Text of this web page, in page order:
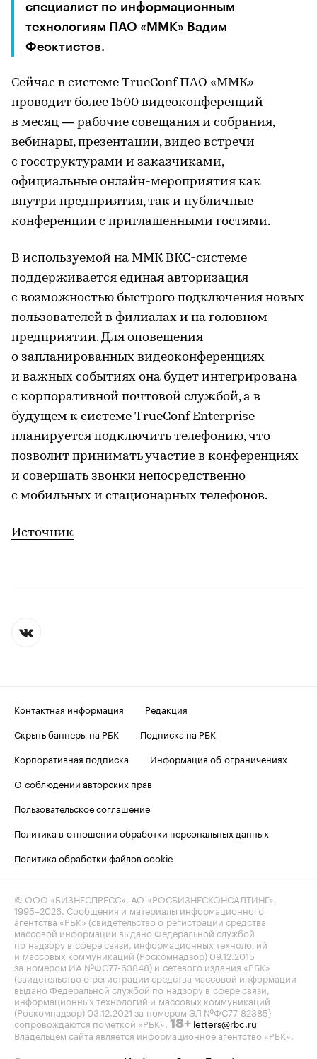
специалист по информационным
технологиям ПАО «ММК» Вадим
Феоктистов.
Сейчас в системе TrueConf ПАО «‎ММК»
проводит более 1500 видеоконференций
в месяц — рабочие совещания и собрания,
вебинары, презентации, видео встречи
с госструктурами и заказчиками,
официальные онлайн-мероприятия как
внутри предприятия, так и публичные
конференции с приглашенными гостями.
В используемой на ММК ВКС-системе
поддерживается единая авторизация
с возможностью быстрого подключения новых
пользователей в филиалах и на головном
предприятии. Для оповещения
о запланированных видеоконференциях
и важных событиях она будет интегрирована
с корпоративной почтовой службой, а в
будущем к системе TrueConf Enterprise
планируется подключить телефонию, что
позволит принимать участие в конференциях
и совершать звонки непосредственно
с мобильных и стационарных телефонов.
Источник
Контактная информация
Редакция
Скрыть баннеры на РБК
Подписка на РБК
Корпоративная подписка
Информация об ограничениях
О соблюдении авторских прав
Пользовательское соглашение
Политика в отношении обработки персональных данных
Политика обработки файлов cookie
© ООО «БИЗНЕСПРЕСС», АО «РОСБИЗНЕСКОНСАЛТИНГ»,
1995–2026. Сообщения и материалы информационного
агентства «РБК» (свидетельство о регистрации средства
массовой информации выдано Федеральной службой
по надзору в сфере связи, информационных технологий
и массовых коммуникаций (Роскомнадзор) 09.12.2015
за номером ИА №ФС77-63848) и сетевого издания «РБК»
(свидетельство о регистрации средства массовой информации
выдано Федеральной службой по надзору в сфере связи,
информационных технологий и массовых коммуникаций
(Роскомнадзор) 03.12.2021 за номером ЭЛ №ФС77-82385)
сопровождаются пометкой «РБК». 18+ letters@rbc.ru
Владельцем сайта является информационное агентство «РБК».